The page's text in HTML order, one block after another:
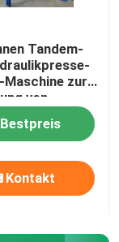
Tandem-
Maschine zur
von
und
Bestpreis
Kontakt